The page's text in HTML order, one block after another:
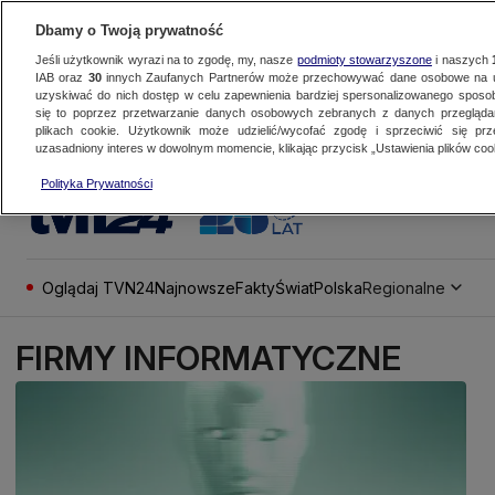
Oglądaj TVN24NajnowszeFaktyŚwiatPolskaRegionalne
FIRMY INFORMATYCZNE
Dbamy o Twoją prywatność
Jeśli użytkownik wyrazi na to zgodę, my, nasze podmioty stowarzyszonei naszych
IAB oraz 30innych Zaufanych Partnerów może przechowywać dane osobowe na
uzyskiwać do nich dostęp w celu zapewnienia bardziej spersonalizowanego
się to poprzez przetwarzanie danych osobowych zebranych z danych
plikach cookie. Użytkownik może udzielić/wycofać zgodę i sprzeciwić się
uzasadniony interes w dowolnym momencie, klikając przycisk „Ustawienia plików
Polityka Prywatności